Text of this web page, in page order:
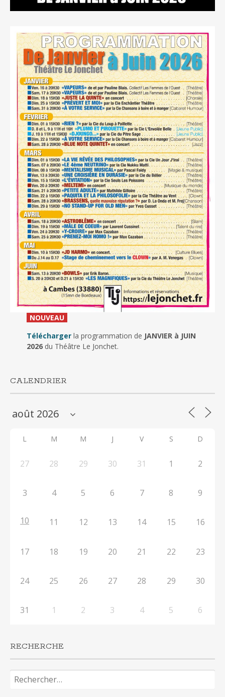
NOUVEAU_
Télécharger la programmation de JANVIER à JUIN
2026du Théâtre Le Jonchet.
CALENDRIER
L M M J V S D
27 28 29 30 31 1 2
3 4 5 6 7 8 9
10 11 12 13 14 15 16
17 18 19 20 21 22 23
24 25 26 27 28 29 30
31 1 2 3 4 5 6
RECHERCHE